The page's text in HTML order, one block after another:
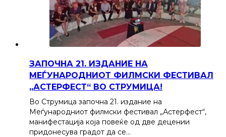
ЗАПОЧНА 21. ИЗДАНИЕ НА
МЕЃУНАРОДНИОТ ФИЛМСКИ ФЕСТИВАЛ
„АСТЕРФЕСТ“ ВО СТРУМИЦА!
Во Струмица започна 21. издание на
Меѓународниот филмски фестивал „Астерфест“,
манифестација која повеќе од две децении
придонесува градот да се…